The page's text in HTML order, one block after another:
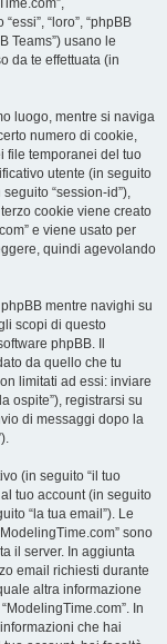
“loro”, “phpBB
Teams”) usano le
da te effettuata (in
luogo, mentre si naviga
numero di cookie,
file temporanei del tuo
utente (in seguito
“session-id”),
cookie viene creato
e viene usato per
quindi agevolando
mentre navighi su
scopi di questo
phpBB. Il
da quello che tu
limitati ad essi: inviare
ospite”), registrarsi su
di messaggi dopo la
(in seguito “il tuo
tuo account (in seguito
“la tua email”). Le
sono
il server. In aggiunta
email richiesti durante
altra informazione
In
che hai